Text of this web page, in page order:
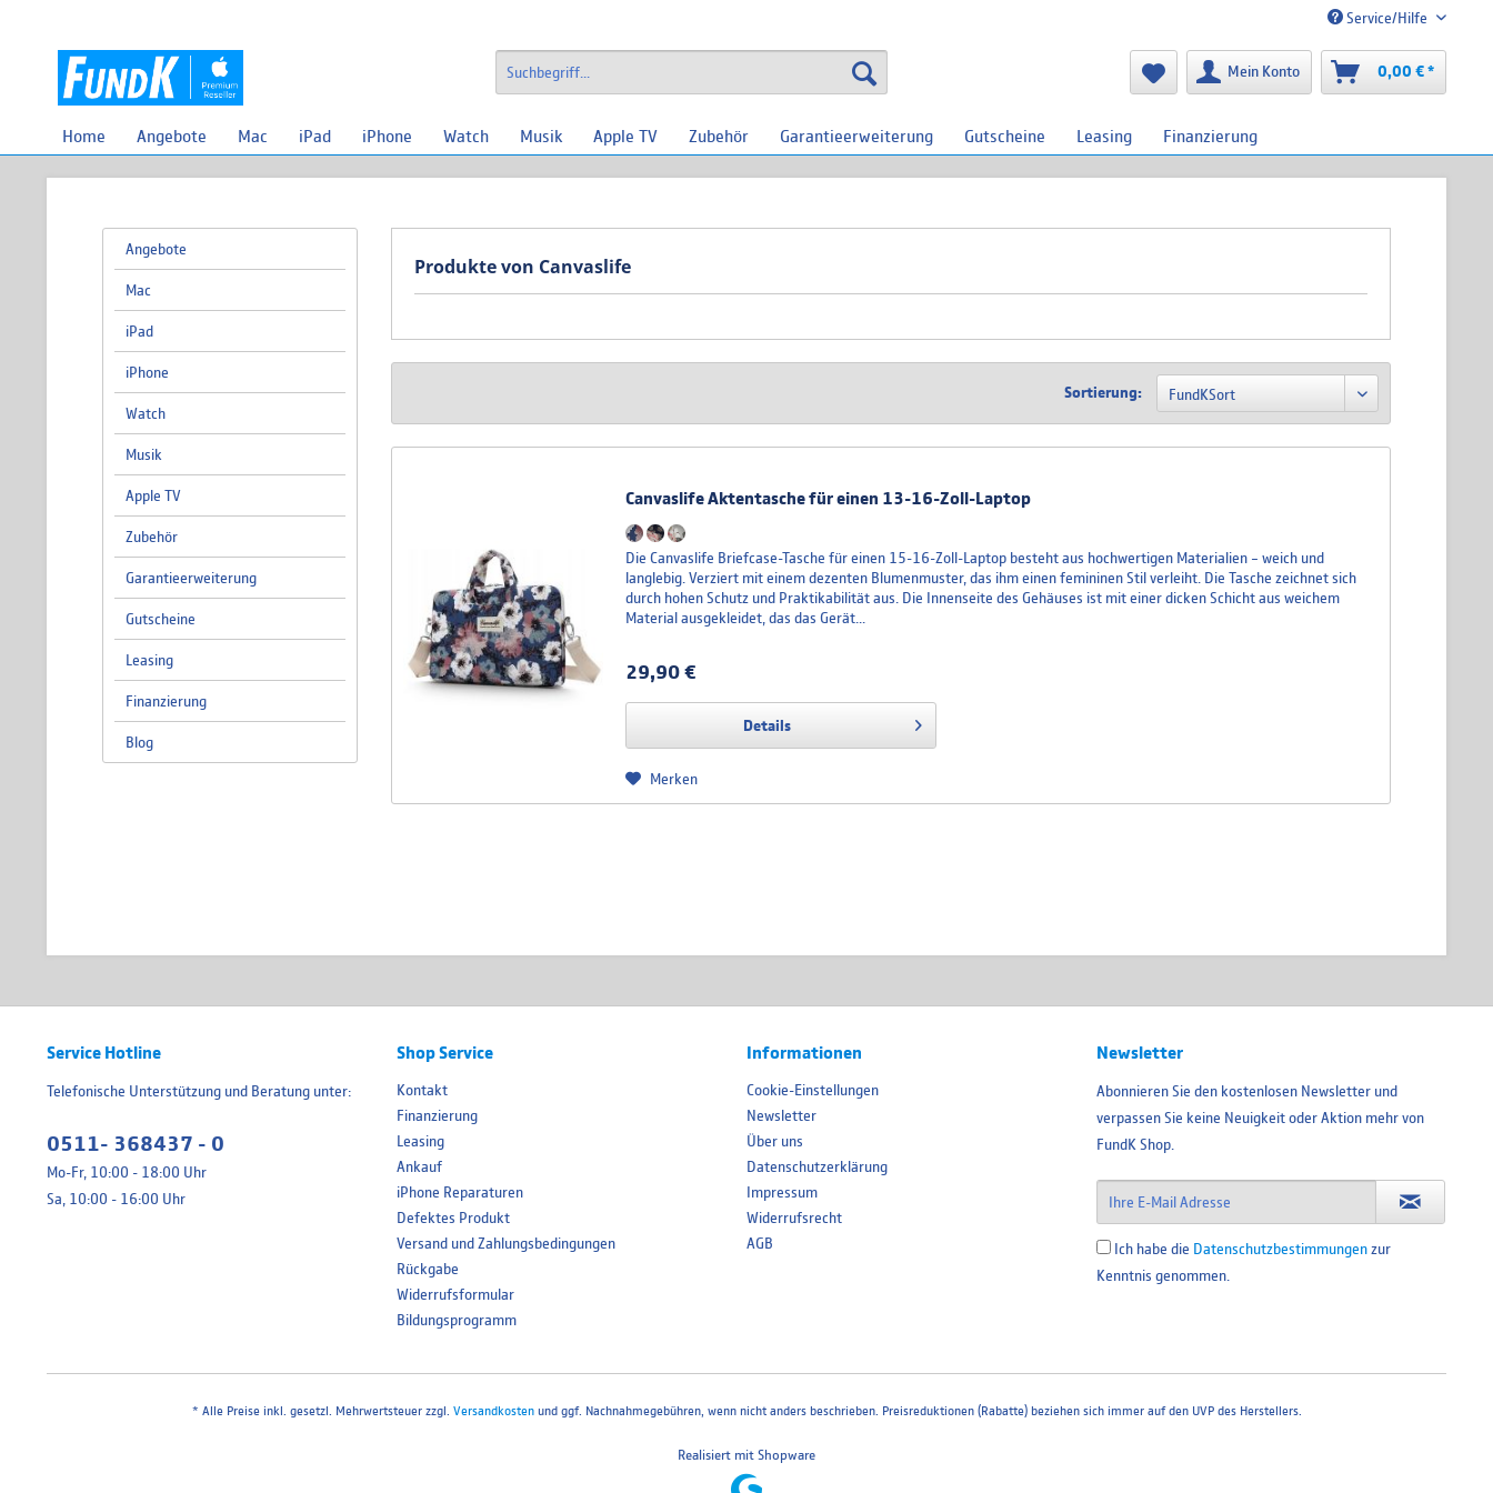
Service/Hilfe
Mein Konto 0,00 € *
Home Angebote Mac iPad iPhone Watch Musik Apple TV Zubehör Garantieerweiterung Gutscheine Leasing Finanzierung
Angebote
Mac
iPad
iPhone
Watch
Musik
Apple TV
Zubehör
Garantieerweiterung
Gutscheine
Leasing
Finanzierung
Blog
Produkte von Canvaslife
Sortierung:
Canvaslife Aktentasche für einen 13-16-Zoll-Laptop
Die Canvaslife Briefcase-Tasche für einen 15-16-Zoll-Laptop besteht aus hochwertigen Materialien – weich und
langlebig. Verziert mit einem dezenten Blumenmuster, das ihm einen femininen Stil verleiht. Die Tasche zeichnet sich
durch hohen Schutz und Praktikabilität aus. Die Innenseite des Gehäuses ist mit einer dicken Schicht aus weichem
Material ausgekleidet, das das Gerät...
29,90 €
Details
Merken
Service Hotline
Telefonische Unterstützung und Beratung unter:
0511- 368437 - 0
Mo-Fr, 10:00 - 18:00 Uhr
Sa, 10:00 - 16:00 Uhr
Shop Service
Kontakt
Finanzierung
Leasing
Ankauf
iPhone Reparaturen
Defektes Produkt
Versand und Zahlungsbedingungen
Rückgabe
Widerrufsformular
Bildungsprogramm
Informationen
Cookie-Einstellungen
Newsletter
Über uns
Datenschutzerklärung
Impressum
Widerrufsrecht
AGB
Newsletter
Abonnieren Sie den kostenlosen Newsletter und
verpassen Sie keine Neuigkeit oder Aktion mehr von
FundK Shop.
Ich habe die Datenschutzbestimmungenzur
Kenntnis genommen.
* Alle Preise inkl. gesetzl. Mehrwertsteuer zzgl. Versandkostenund ggf. Nachnahmegebühren, wenn nicht anders beschrieben. Preisreduktionen (Rabatte) beziehen sich immer auf den UVP des Herstellers.
Realisiert mit Shopware